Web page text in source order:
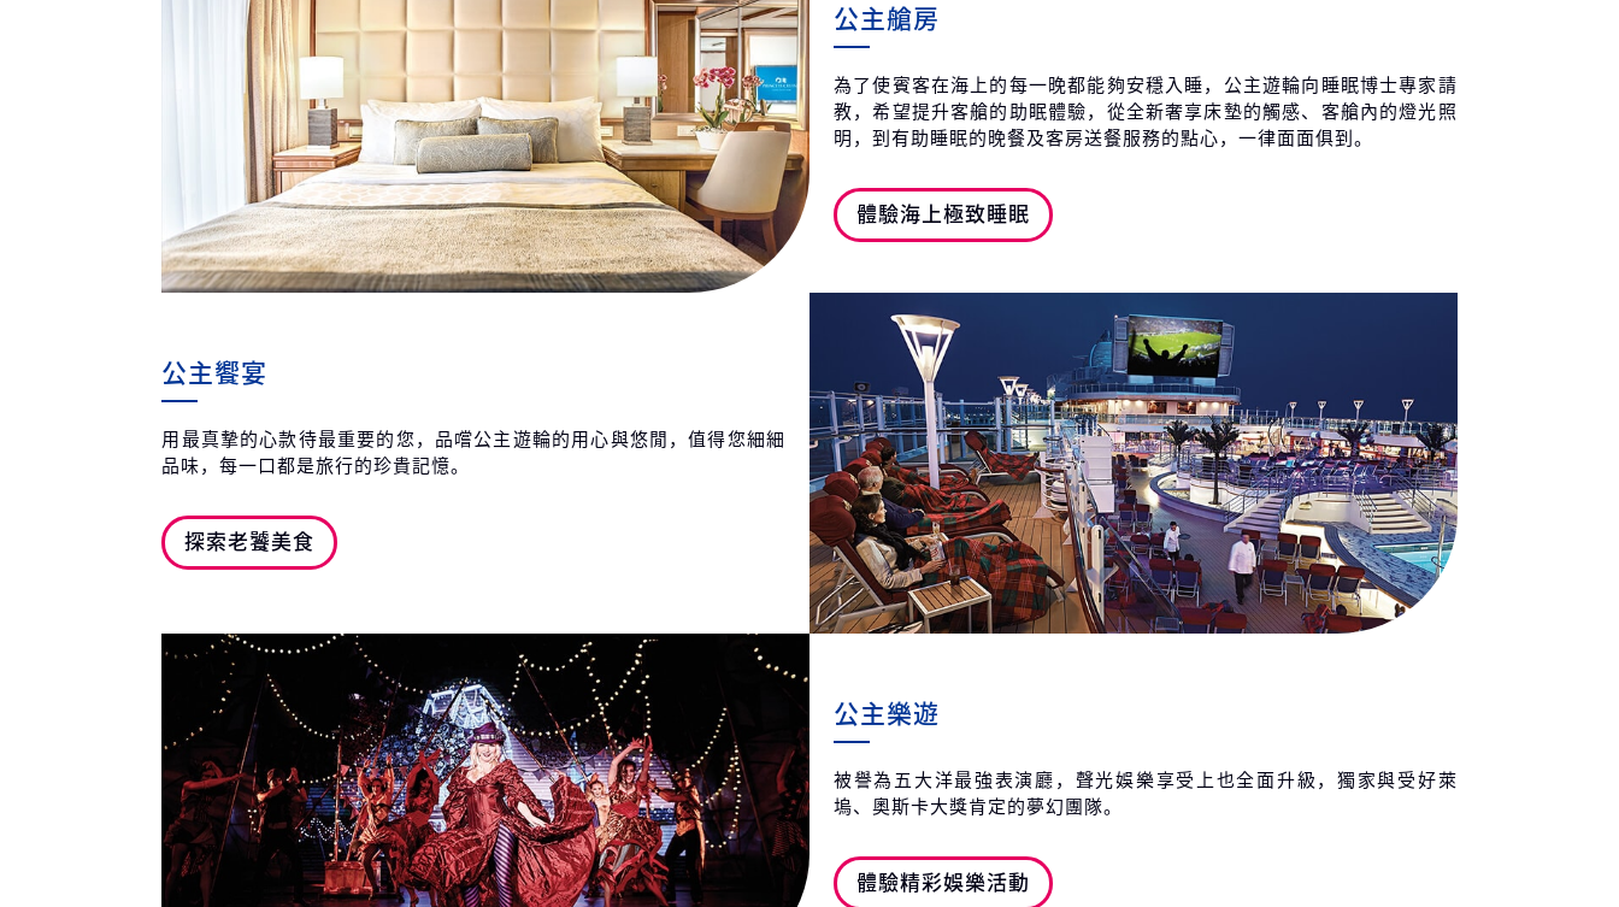
公主艙房
為了使賓客在海上的每一晚都能夠安穩入睡，公主遊輪向睡眠博士專家請
教，希望提升客艙的助眠體驗，從全新奢享床墊的觸感、客艙內的燈光照
明，到有助睡眠的晚餐及客房送餐服務的點心，一律面面俱到。
體驗海上極致睡眠
公主饗宴
用最真摯的心款待最重要的您，品嚐公主遊輪的用心與悠閒，值得您細細
品味，每一口都是旅行的珍貴記憶。
探索老饕美食
公主樂遊
被譽為五大洋最強表演廳，聲光娛樂享受上也全面升級，獨家與受好萊
塢、奧斯卡大獎肯定的夢幻團隊。
體驗精彩娛樂活動